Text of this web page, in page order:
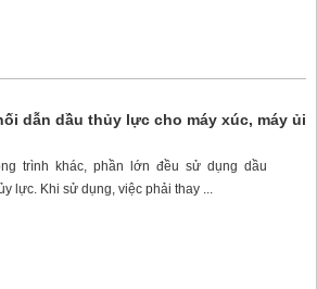
dẫn dầu thủy lực cho máy xúc, máy ủi
trình khác, phần lớn đều sử dụng dầu
lực. Khi sử dụng, việc phải thay ...